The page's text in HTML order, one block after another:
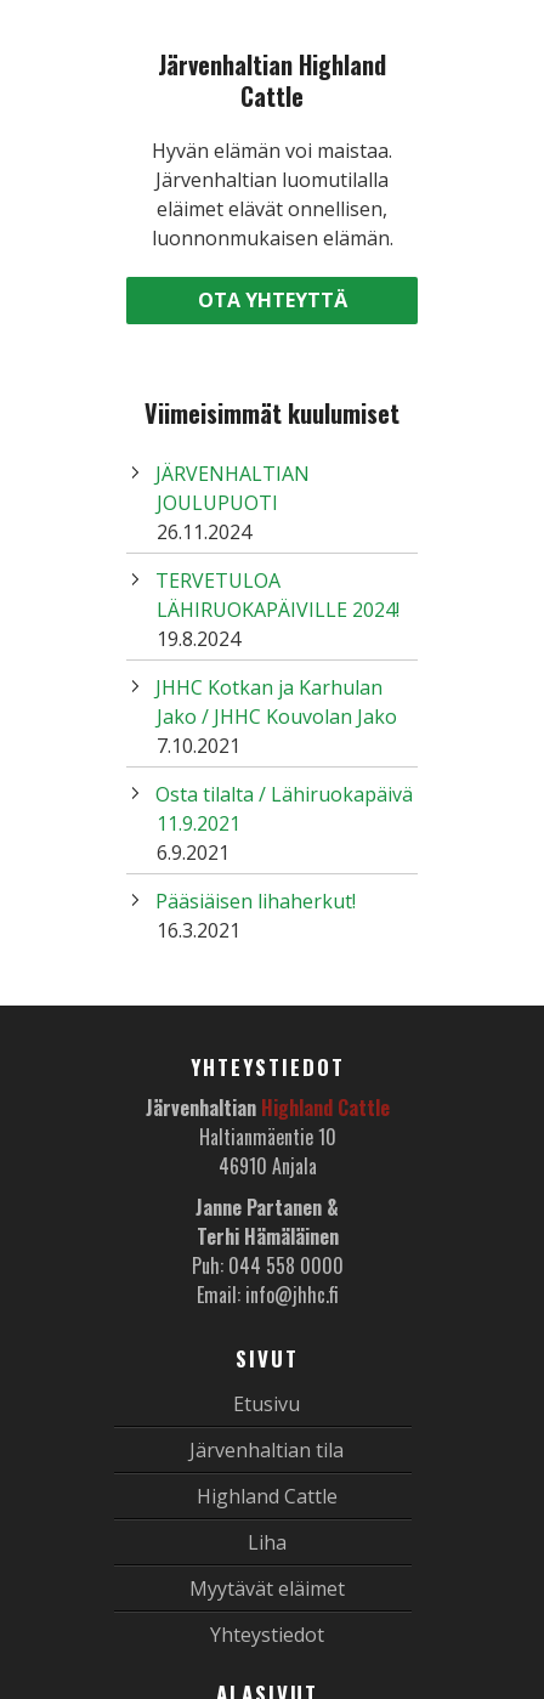
Järvenhaltian Highland
Cattle
Hyvän elämän voi maistaa.
Järvenhaltian luomutilalla
eläimet elävät onnellisen,
luonnonmukaisen elämän.
OTA YHTEYTTÄ
Viimeisimmät kuulumiset
JÄRVENHALTIAN
JOULUPUOTI
26.11.2024
TERVETULOA
LÄHIRUOKAPÄIVILLE 2024!
19.8.2024
JHHC Kotkan ja Karhulan
Jako / JHHC Kouvolan Jako
7.10.2021
Osta tilalta / Lähiruokapäivä
11.9.2021
6.9.2021
Pääsiäisen lihaherkut!
16.3.2021
YHTEYSTIEDOT
Järvenhaltian Highland Cattle
Haltianmäentie 10
46910 Anjala
Janne Partanen &
Terhi Hämäläinen
Puh: 044 558 0000
Email: info@jhhc.fi
SIVUT
Etusivu
Järvenhaltian tila
Highland Cattle
Liha
Myytävät eläimet
Yhteystiedot